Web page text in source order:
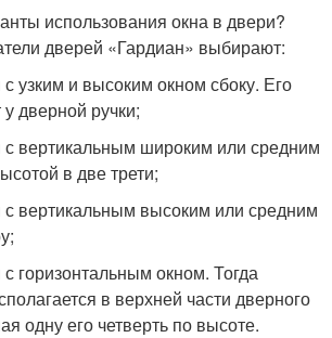
использования окна в двери?
дверей «Гардиан» выбирают:
узким и высоким окном сбоку. Его
дверной ручки;
вертикальным широким или средним
в две трети;
вертикальным высоким или средним
горизонтальным окном. Тогда
в верхней части дверного
одну его четверть по высоте.